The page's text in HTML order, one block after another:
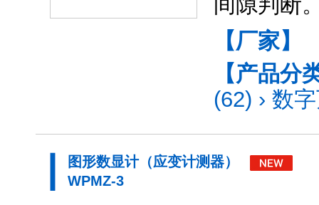
【厂家】
【产品分
(62) › 数
图形数显计（应变计测器）
WPMZ-3